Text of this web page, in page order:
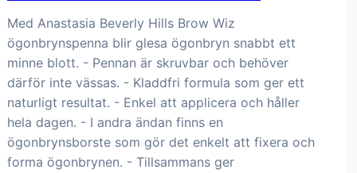
Med Anastasia Beverly Hills Brow Wiz
ögonbrynspenna blir glesa ögonbryn snabbt ett
minne blott. - Pennan är skruvbar och behöver
därför inte vässas. - Kladdfri formula som ger ett
naturligt resultat. - Enkel att applicera och håller
hela dagen. - I andra ändan finns en
ögonbrynsborste som gör det enkelt att fixera och
forma ögonbrynen. - Tillsammans ger